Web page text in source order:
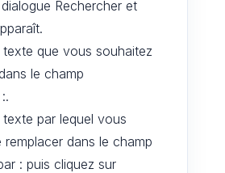
Rechercher et
texte que vous souhaitez
le champ
texte par lequel vous
remplacer dans le champ
: puis cliquez sur